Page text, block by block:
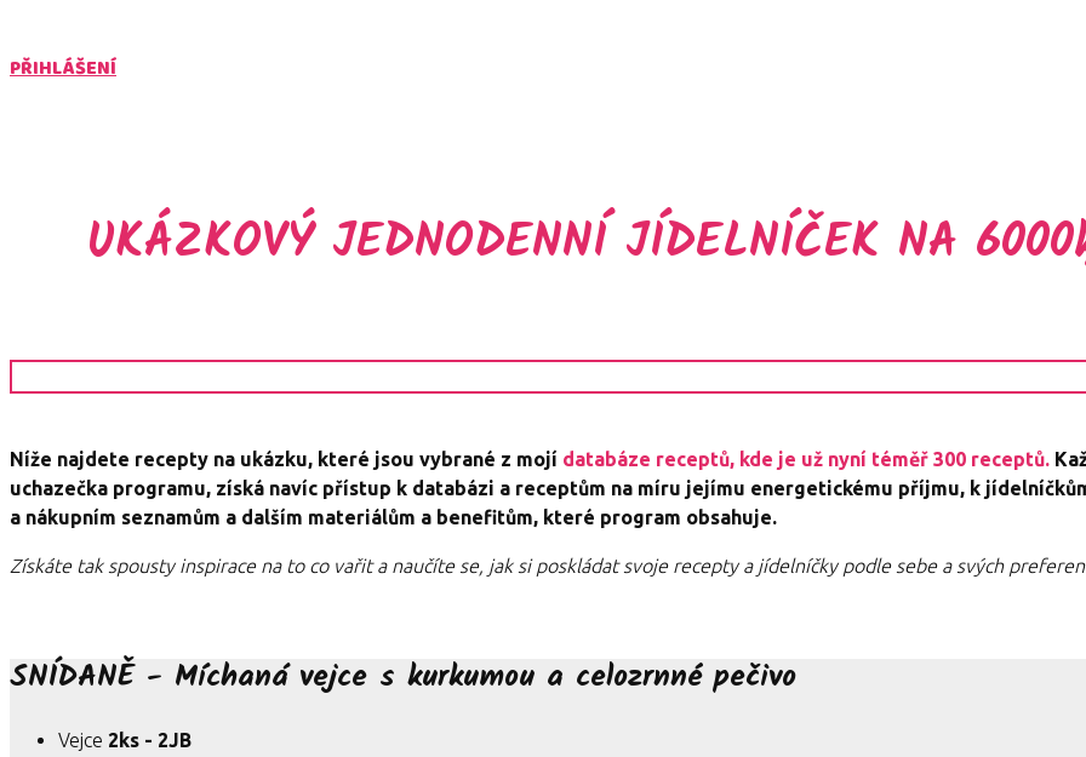
PŘIHLÁŠENÍ
UKÁZKOVÝ JEDNODENNÍ JÍDELNÍČEK NA
Níže najdete recepty na ukázku, které jsou vybrané z mojí databáze receptů, kde je už nyní téměř 300 receptů.
uchazečka programu, získá navíc přístup k databázi a receptům na míru jejímu energetickému příjmu, k
a nákupním seznamům a dalším materiálům a benefitům, které program obsahuje.
Získáte tak spousty inspirace na to co vařit a naučíte se, jak si poskládat svoje recepty a jídelníčky podle sebe a svých
SNÍDANĚ - Míchaná vejce s kurkumou a celozrnné pečivo
Vejce 2ks - 2JB